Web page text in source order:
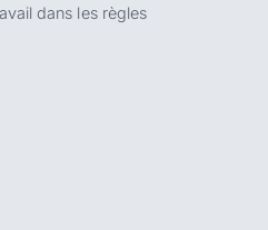
dans les règles